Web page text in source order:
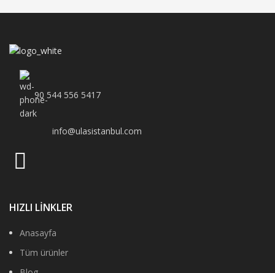
90 544 556 5417
info@ulasistanbul.com
HIZLI LİNKLER
Anasayfa
Tüm ürünler